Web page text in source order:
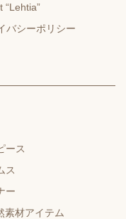
“Lehtia”
バシーポリシー
ース
ス
ー
素材アイテム